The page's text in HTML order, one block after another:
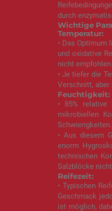
durch
Wichtige
Temperatur:
• Das Optimum
und oxidative
nicht empfohlen.
• Je tiefer die
Verschnitt, aber
Feuchtigkeit:
• 85%
mikrobiellen
• Aus diesem
enorm
technischen
Salzblöcke
Reifezeit:
• Typischen
Geschmack
ist möglich,